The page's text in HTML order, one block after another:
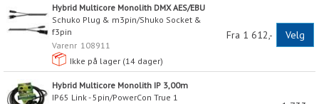
Hybrid Multicore Monolith DMX AES/EBU
Schuko Plug & m3pin/Shuko Socket &
f3pin
Varenr 108911
Ikke på lager (14 dager)
Fra 1 612,- Velg
Hybrid Multicore Monolith IP 3,00m
IP65 Link - 5pin/PowerCon True 1